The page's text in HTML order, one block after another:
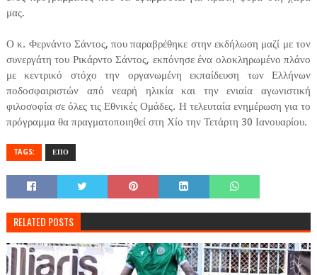
μας.
Ο κ. Φερνάντο Σάντος, που παραβρέθηκε στην εκδήλωση μαζί με τον
συνεργάτη του Ρικάρντο Σάντος, εκπόνησε ένα ολοκληρωμένο πλάνο
με κεντρικό στόχο την οργανωμένη εκπαίδευση των Ελλήνων
ποδοσφαιριστών από νεαρή ηλικία και την ενιαία αγωνιστική
φιλοσοφία σε όλες τις Εθνικές Ομάδες. Η τελευταία ενημέρωση για το
πρόγραμμα θα πραγματοποιηθεί στη Χίο την Τετάρτη 30 Ιανουαρίου.
TAGS: ΕΠΟ
RELATED POSTS